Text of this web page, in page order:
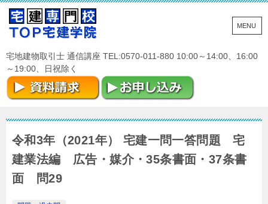
宅地建物取引士 通信講座 TEL:0570-011-880 10:00～14:00、16:00
～19:00、日祝除く
令和3年（2021年） 宅建一問一答問題 宅
建業法編 広告・媒介・35条書面・37条書
面 問29